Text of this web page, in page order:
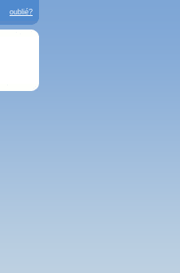
oublié?